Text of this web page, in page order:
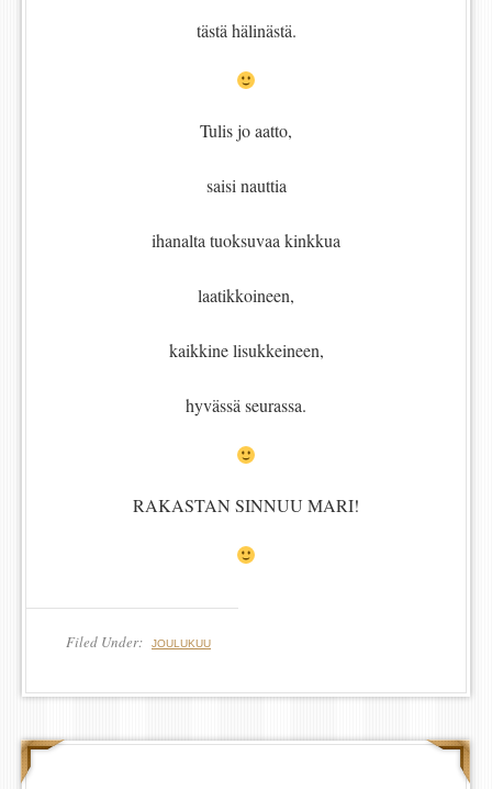
tästä hälinästä.
Tulis jo aatto,
saisi nauttia
ihanalta tuoksuvaa kinkkua
laatikkoineen,
kaikkine lisukkeineen,
hyvässä seurassa.
RAKASTAN SINNUU MARI!
Filed Under: JOULUKUU